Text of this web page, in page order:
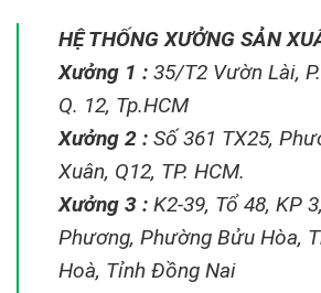
HỆ THỐNG XƯỞNG SẢN
Xưởng 1 : 35/T2 Vườn Lài,
Q. 12, Tp.HCM
Xưởng 2 : Số 361 TX25,
Xuân, Q12, TP. HCM.
Xưởng 3 : K2-39, Tổ 48, KP
Phương, Phường Bửu Hòa,
Hoà, Tỉnh Đồng Nai